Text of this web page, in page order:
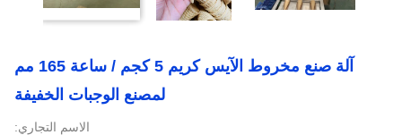
آلة صنع مخروط الآيس كريم 5 كجم / ساعة 165 مم
لمصنع الوجبات الخفيفة
الاسم التجاري: